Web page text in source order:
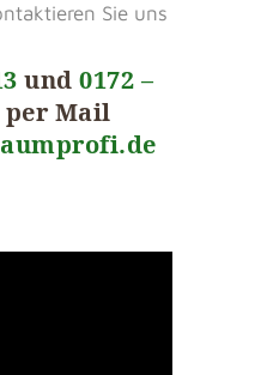
Sie uns
und 0172 –
per Mail